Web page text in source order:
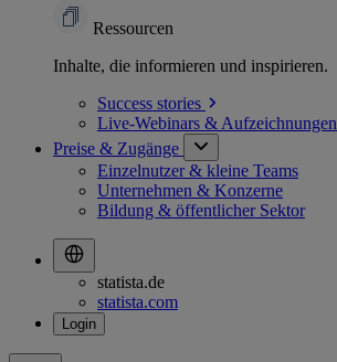
Ressourcen
Inhalte, die informieren und inspirieren.
Success stories
Live-Webinars & Aufzeichnungen
Preise & Zugänge
Einzelnutzer & kleine Teams
Unternehmen & Konzerne
Bildung & öffentlicher Sektor
statista.de
statista.com